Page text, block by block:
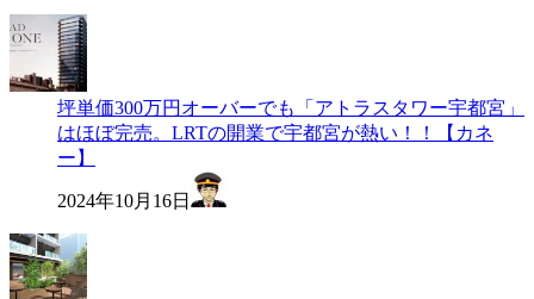
坪単価300万円オーバーでも「アトラスタワー宇都宮」
はほぼ完売。LRTの開業で宇都宮が熱い！！【カネ
ー】
2024年10月16日